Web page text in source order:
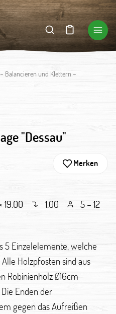
– Balancieren und Klettern –
"Dessau"
Merken
19.00 1.00 5 – 12
5 Einzelelemente, welche
Holzpfosten sind aus
Robinienholz Ø16cm
Enden der
gegen das Aufreißen